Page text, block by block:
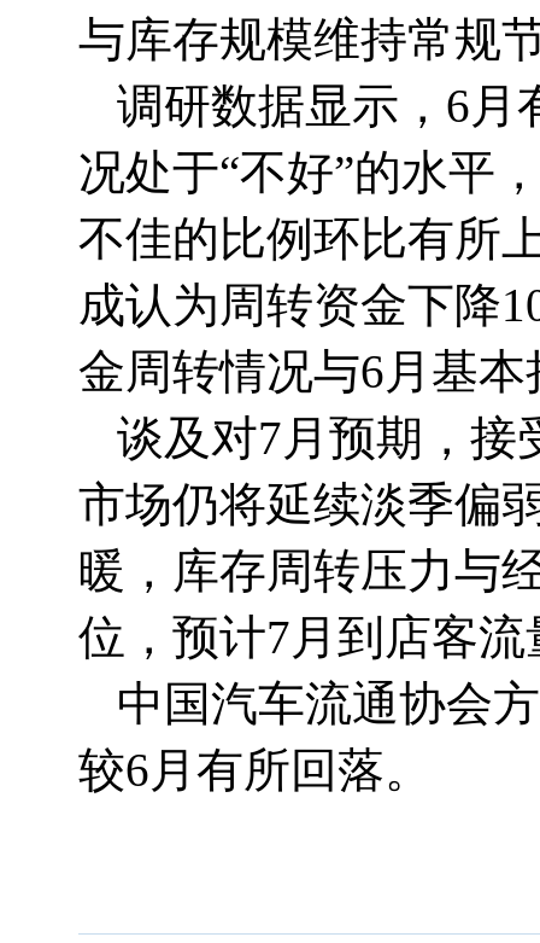
与库存规模维持常规
调研数据显示，6月
况处于“不好”的水平
不佳的比例环比有所
成认为周转资金下降
金周转情况与6月基本
谈及对7月预期，接
市场仍将延续淡季偏
暖，库存周转压力与
位，预计7月到店客
中国汽车流通协会
较6月有所回落。